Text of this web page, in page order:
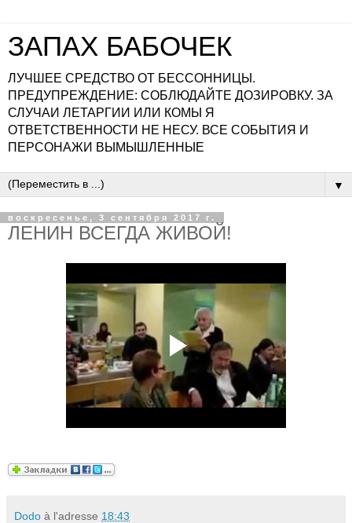
ЗАПАХ БАБОЧЕК
ЛУЧШЕЕ СРЕДСТВО ОТ БЕССОННИЦЫ.
ПРЕДУПРЕЖДЕНИЕ: СОБЛЮДАЙТЕ ДОЗИРОВКУ. ЗА
СЛУЧАИ ЛЕТАРГИИ ИЛИ КОМЫ Я
ОТВЕТСТВЕННОСТИ НЕ НЕСУ. ВСЕ СОБЫТИЯ И
ПЕРСОНАЖИ ВЫМЫШЛЕННЫЕ
▼
воскресенье, 3 сентября 2017 г.
ЛЕНИН ВСЕГДА ЖИВОЙ!
Dodo à l'adresse 18:43